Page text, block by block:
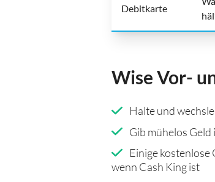
Debitkarte
Wise Vor-
Halte und
Gib mühelos
Einige
wenn Cash King ist